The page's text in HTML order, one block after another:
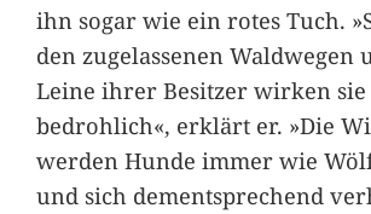
ihn sogar wie ein rotes Tuch.
den zugelassenen Waldwegen
Leine ihrer Besitzer wirken
bedrohlich«, erklärt er. »Die
werden Hunde immer wie
und sich dementsprechend